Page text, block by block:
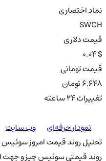
نماد اختصاری
SWCH
قیمت دلاری
0.04 $
قیمت تومانی
6,648 تومان
تغییرات ۲۴ ساعته
نمودار حرفه‌ای
وب سایت
تحلیل روند قیمت امروز سوئیس
روند قیمتی سوئیس چیز و جهت